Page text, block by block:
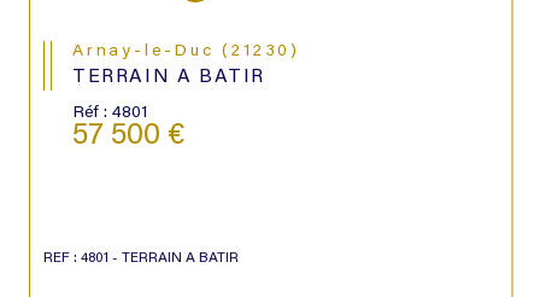
Arnay-le-Duc (21230)
TERRAIN A BATIR
Réf : 4801
57 500 €
REF : 4801 - TERRAIN A BATIR